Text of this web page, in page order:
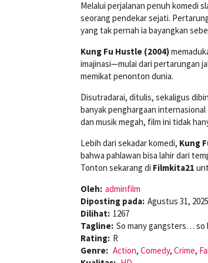
Melalui perjalanan penuh komedi
seorang pendekar sejati.
yang tak pernah ia bayangkan
Kung Fu Hustle (2004)
imajinasi—mulai dari pertarungan
memikat penonton dunia.
Disutradarai, ditulis, sekaligus
banyak penghargaan
dan musik megah, film ini tidak
Lebih dari sekadar komedi, Kung
bahwa pahlawan bisa lahir dari
Tonton sekarang di Filmkita21
Oleh: adminfilm
Diposting pada: Agustus 31, 2025
Dilihat: 1267
Tagline: So many gangsters… so
Rating: R
Genre: Action, Comedy, Crime,